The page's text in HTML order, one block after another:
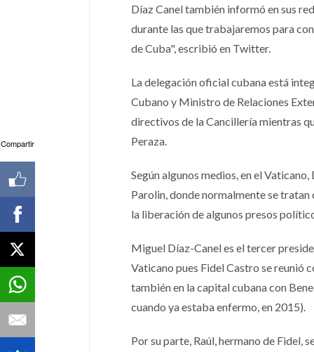
Díaz Canel también informó en sus
durante las que trabajaremos para
de Cuba", escribió en Twitter.
La delegación oficial cubana está
Cubano y Ministro de Relaciones
directivos de la Cancillería mientras
Peraza.
Según algunos medios, en el
Parolin, donde normalmente se
la liberación de algunos presos
Miguel Díaz-Canel es el tercer
Vaticano pues Fidel Castro se reunió
también en la capital cubana con
cuando ya estaba enfermo, en 2015).
Por su parte, Raúl, hermano de Fidel,
Compartir